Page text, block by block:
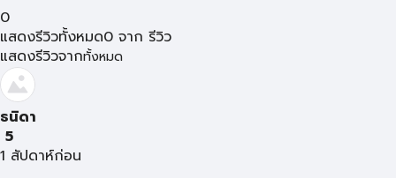
0
แสดงรีวิวทั้งหมด0 จาก รีวิว
แสดงรีวิวจากทั้งหมด
ธนิดา
5
1 สัปดาห์ก่อน